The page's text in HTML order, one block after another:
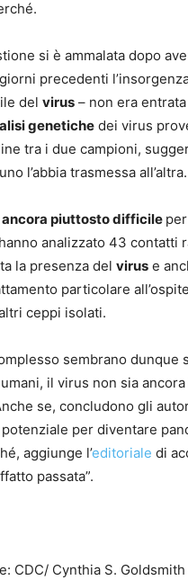
si è ammalata dopo
precedenti
del virus – non era
genetiche dei virus
tra i due campioni,
l’abbia trasmessa all’altra.
piuttosto difficile
analizzato 43 contatti
la presenza del virus e
particolare
ceppi isolati.
sembrano
il virus non sia
se, concludono gli
per diventare
aggiunge l’editoriale di
passata”.
CDC/ Cynthia S.